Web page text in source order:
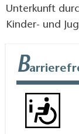
Unterkunft
Kinder- und
B